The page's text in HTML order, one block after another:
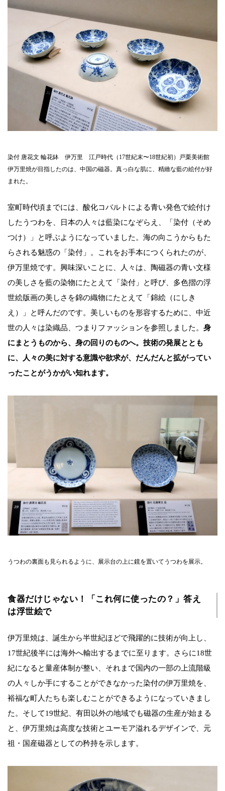
染付 唐花文 輪花鉢 伊万里 江戸時代（17世紀末〜18世紀初）戸栗美術館
伊万里焼が目指したのは、中国の磁器。真っ白な肌に、精緻な藍の絵付が好
まれた。
室町時代頃までには、酸化コバルトによる青い発色で絵付け
したうつわを、日本の人々は藍染になぞらえ、「染付（そめ
つけ）」と呼ぶようになっていました。海の向こうからもた
らされる魅惑の「染付」。これをお手本につくられたのが、
伊万里焼です。興味深いことに、人々は、陶磁器の青い文様
の美しさを藍の染物にたとえて「染付」と呼び、多色摺の浮
世絵版画の美しさを錦の織物にたとえて「錦絵（にしき
え）」と呼んだのです。美しいものを形容するために、中近
世の人々は染織品、つまりファッションを参照しました。 身
にまとうものから、身の回りのものへ。技術の発展ととも
に、人々の美に対する意識や欲求が、だんだんと拡がってい
ったことがうかがい知れます。
うつわの裏面も見られるように、展示台の上に鏡を置いてうつわを展示。
食器だけじゃない！「これ何に使ったの？」答え
は浮世絵で
伊万里焼は、誕生から半世紀ほどで飛躍的に技術が向上し、
17世紀後半には海外へ輸出するまでに至ります。さらに18世
紀になると量産体制が整い、それまで国内の一部の上流階級
の人々しか手にすることができなかった染付の伊万里焼を、
裕福な町人たちも楽しむことができるようになっていきまし
た。そして19世紀、有田以外の地域でも磁器の生産が始まる
と、伊万里焼は高度な技術とユーモア溢れるデザインで、元
祖・国産磁器としての矜持を示します。